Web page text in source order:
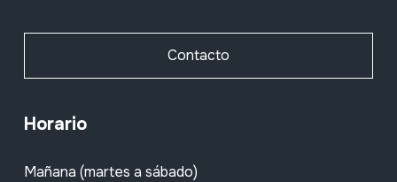
Contacto
Horario
Mañana (martes a sábado)